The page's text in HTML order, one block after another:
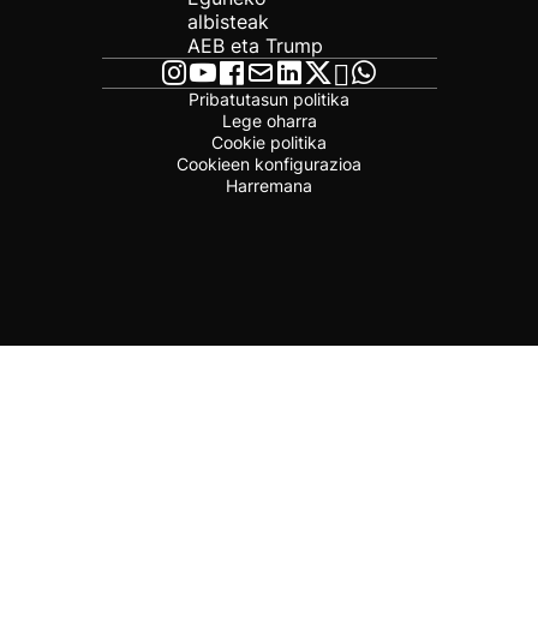
albisteak
AEB eta Trump
Pribatutasun politika
Lege oharra
Cookie politika
Cookieen konfigurazioa
Harremana